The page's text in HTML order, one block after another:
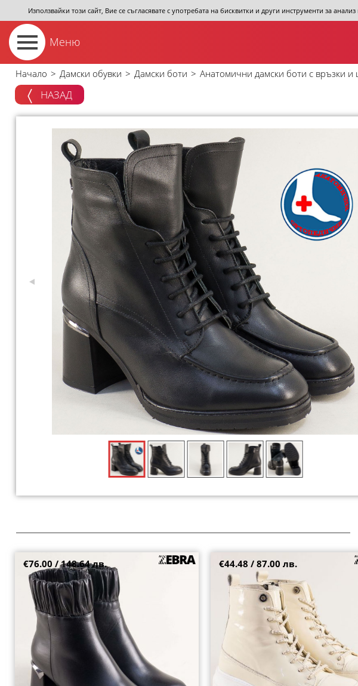
Използвайки този сайт, Вие се съгласявате с употребата на бисквитки и други инструменти за
Меню
Начало > Дамски обувки > Дамски боти > Анатомични дамски боти с връзки
НАЗАД
Изчистени дамски боти с атрактивна визия на
среден ток в черна кожа 158504ch
€76.00 / 148.64 лв.
Естествен лак дамски боти в
платформа f38504lbj
€44.48 / 87.00 лв.